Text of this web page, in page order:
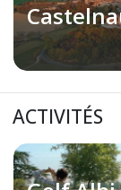
ACTIVITÉS